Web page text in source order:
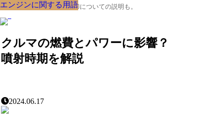
クルマの大辞典、購入･売却についての説明も。
クルマの燃費とパワーに影響？
噴射時期を解説
エンジンに関する用語
2024.06.17
エンジンに関する用語
エンジンに関する用語
エンジンに関する用語
エンジンに関する用語
エンジンに関する用語
エンジンに関する用語
エンジンに関する用語
エンジンに関する用語